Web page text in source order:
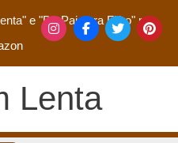
e "De Pai para Filho"na
Lenta